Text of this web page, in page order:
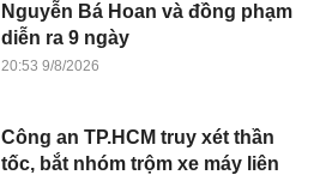
Nguyễn Bá Hoan và đồng phạm
diễn ra 9 ngày
20:53 9/8/2026
Công an TP.HCM truy xét thần
tốc, bắt nhóm trộm xe máy liên